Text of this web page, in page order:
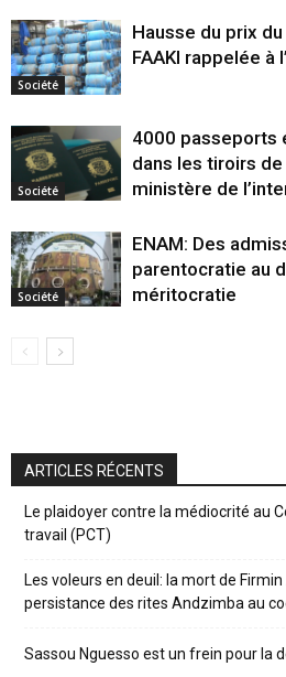
Société
Hausse du prix
FAAKI rappelée à
Société
4000 passeports
dans les tiroirs
ministère de
Société
ENAM: Des
parentocratie au
méritocratie
ARTICLES RÉCENTS
Le plaidoyer contre la médiocrité au
travail (PCT)
Les voleurs en deuil: la mort de
persistance des rites Andzimba au
Sassou Nguesso est un frein pour la